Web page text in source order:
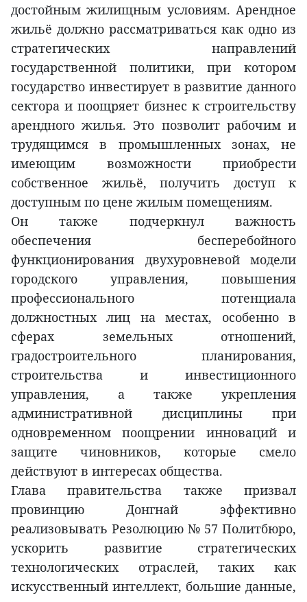
достойным жилищным условиям. Арендное
жильё должно рассматриваться как одно из
стратегических направлений
государственной политики, при котором
государство инвестирует в развитие данного
сектора и поощряет бизнес к строительству
арендного жилья. Это позволит рабочим и
трудящимся в промышленных зонах, не
имеющим возможности приобрести
собственное жильё, получить доступ к
доступным по цене жилым помещениям.
Он также подчеркнул важность
обеспечения бесперебойного
функционирования двухуровневой модели
городского управления, повышения
профессионального потенциала
должностных лиц на местах, особенно в
сферах земельных отношений,
градостроительного планирования,
строительства и инвестиционного
управления, а также укрепления
административной дисциплины при
одновременном поощрении инноваций и
защите чиновников, которые смело
действуют в интересах общества.
Глава правительства также призвал
провинцию Донгнай эффективно
реализовывать Резолюцию № 57 Политбюро,
ускорить развитие стратегических
технологических отраслей, таких как
искусственный интеллект, большие данные,